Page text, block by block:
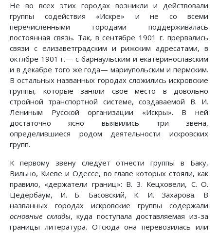
Не во всех этих городах возникли и действовали
группы содействия «Искре» и не со всеми
перечисленными городами поддерживалась
постоянная связь. Так, в сентябре 1901 г. прервались
связи с елизаветградским и рижским адресатами, в
октябре 1901 г.— с барнаульским и екатеринославским
и в декабре того же года— мариупольским и пермским.
В остальных названных городах сложились искровские
группы, которые заняли свое место в довольно
стройной транспортной системе, создаваемой В. И.
Лениным Русской организации «Искры». В ней
достаточно ясно выявились три звена,
определившиеся родом деятельности искровских
групп.
К первому звену следует отнести группы в Баку,
Вильно, Киеве и Одессе, во главе которых стояли, как
правило, «держатели границ»: В. 3. Кецховели, С. О.
Цедербаум, И. Б. Басовский, К. И. Захарова. В
названных городах искровские группы содержали
основные склады, куда поступала доставляемая из-за
границы литература. Отсюда она перевозилась или